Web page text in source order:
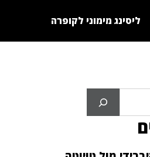
ליסינג מימוני לקופרה